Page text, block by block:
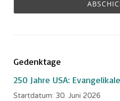
Gedenktage
250 Jahre USA:
Startdatum: 30. Juni 2026